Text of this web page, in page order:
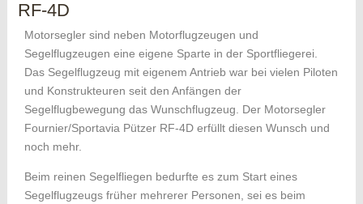
RF-4D
Motorsegler sind neben Motorflugzeugen und
Segelflugzeugen eine eigene Sparte in der Sportfliegerei.
Das Segelflugzeug mit eigenem Antrieb war bei vielen Piloten
und Konstrukteuren seit den Anfängen der
Segelflugbewegung das Wunschflugzeug. Der Motorsegler
Fournier/Sportavia Pützer RF-4D erfüllt diesen Wunsch und
noch mehr.
Beim reinen Segelfliegen bedurfte es zum Start eines
Segelflugzeugs früher mehrerer Personen, sei es beim